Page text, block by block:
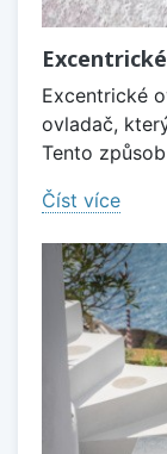
Excentrické
ovladač,
Tento
Číst více